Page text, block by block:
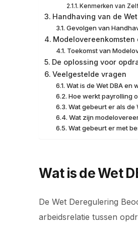
Kenmerken van
Handhaving van de
Gevolgen van
Modelovereenkomsten
Toekomst van
De oplossing voor
Veelgestelde vragen
Wat is de Wet DBA en
Hoe werkt payrolling
Wat gebeurt er als
Wat zijn
Wat gebeurt er met
Wat is de Wet
De Wet Deregulering
arbeidsrelatie tussen